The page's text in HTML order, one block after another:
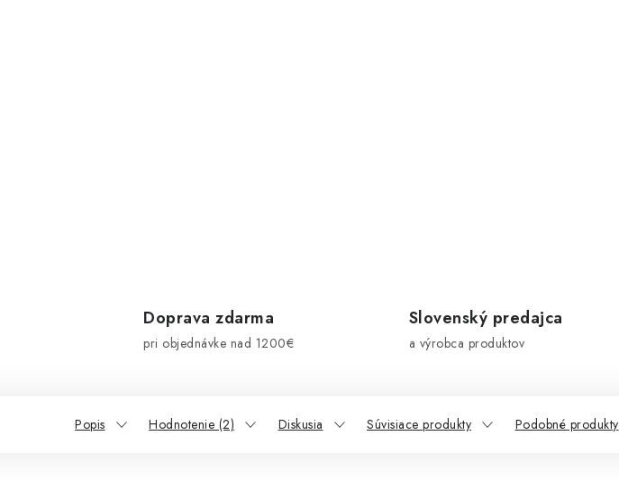
Doprava zdarma
pri objednávke nad 1200€
Slovenský predajca
a výrobca produktov
Popis Hodnotenie (2) Diskusia Súvisiace produkty Podobné produkty